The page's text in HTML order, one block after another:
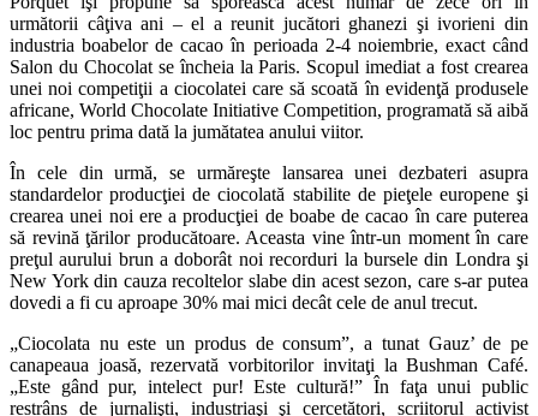
următorii câţiva ani – el a reunit jucători ghanezi şi ivorieni din
industria boabelor de cacao în perioada 2-4 noiembrie, exact când
Salon du Chocolat se încheia la Paris. Scopul imediat a fost crearea
unei noi competiţii a ciocolatei care să scoată în evidenţă produsele
africane, World Chocolate Initiative Competition, programată să aibă
loc pentru prima dată la jumătatea anului viitor.
În cele din urmă, se urmăreşte lansarea unei dezbateri asupra
standardelor producţiei de ciocolată stabilite de pieţele europene şi
crearea unei noi ere a producţiei de boabe de cacao în care puterea
să revină ţărilor producătoare. Aceasta vine într-un moment în care
preţul aurului brun a doborât noi recorduri la bursele din Londra şi
New York din cauza recoltelor slabe din acest sezon, care s-ar putea
dovedi a fi cu aproape 30% mai mici decât cele de anul trecut.
„Ciocolata nu este un produs de consum”, a tunat Gauz’ de pe
canapeaua joasă, rezervată vorbitorilor invitaţi la Bushman Café.
„Este gând pur, intelect pur! Este cultură!” În faţa unui public
restrâns de jurnalişti, industriaşi şi cercetători, scriitorul activist